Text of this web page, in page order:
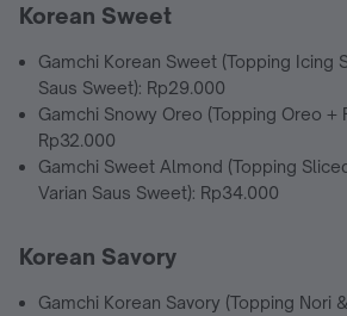
Korean Sweet
Gamchi Korean Sweet (Topping Icing
Saus Sweet): Rp29.000
Gamchi Snowy Oreo (Topping Oreo +
Rp32.000
Gamchi Sweet Almond (Topping
Varian Saus Sweet): Rp34.000
Korean Savory
Gamchi Korean Savory (Topping Nori